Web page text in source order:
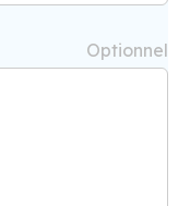
Optionnel